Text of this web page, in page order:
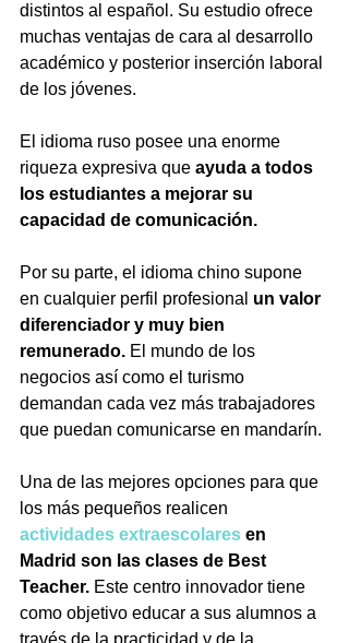
distintos al español. Su estudio ofrece
muchas ventajas de cara al desarrollo
académico y posterior inserción laboral
de los jóvenes.
El idioma ruso posee una enorme
riqueza expresiva que ayuda a todos
los estudiantes a mejorar su
capacidad de comunicación.
Por su parte, el idioma chino supone
en cualquier perfil profesional un valor
diferenciador y muy bien
remunerado. El mundo de los
negocios así como el turismo
demandan cada vez más trabajadores
que puedan comunicarse en mandarín.
Una de las mejores opciones para que
los más pequeños realicen
actividades extraescolares en
Madrid son las clases de Best
Teacher. Este centro innovador tiene
como objetivo educar a sus alumnos a